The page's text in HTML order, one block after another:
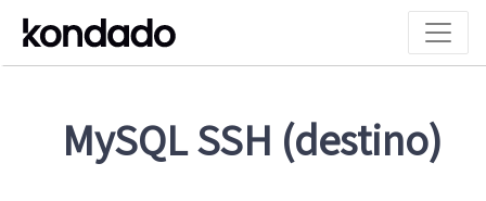
MySQL SSH (destino)